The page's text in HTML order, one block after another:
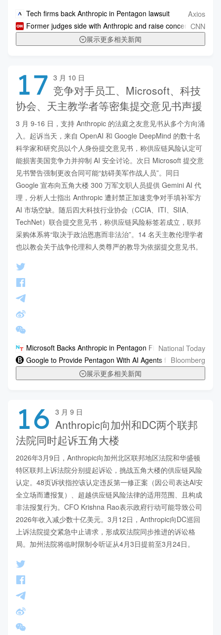
Tech firms back Anthropic in Pentagon lawsuit Axios
Former judges side with Anthropic and raise concerns about
CNN
展示更多相关新闻
17 3 月 10 日
竞争对手员工、Microsoft、科技
协会、天主教学者等密集提交意见书声援
3 月 9-16 日，支持 Anthropic 的法庭之友意见书从多个方向涌
入。起诉当天，来自 OpenAI 和 Google DeepMind 的数十名
科学家和研究员以个人身份提交意见书，称供应链风险认定可
能损害美国竞争力并抑制 AI 安全讨论。次日 Microsoft 提交意
见书警告强制更改合同可能“妨碍美军作战人员”。同日
Google 宣布向五角大楼 300 万军文职人员提供 Gemini AI 代
理，分析人士指出 Anthropic 遭封禁正加速竞争对手填补军方
AI 市场空缺。随后四大科技行业协会（CCIA、ITI、SIIA、
TechNet）联合提交意见书，称供应链风险标签若成立，联邦
采购体系将“取决于政治恩惠而非法治”。14 名天主教伦理学者
也以教会关于战争伦理和人类尊严的教导为依据提交意见书。
Microsoft Backs Anthropic in Pentagon FightNational Today
Google to Provide Pentagon With AI Agents for Unclassified
Bloomberg
展示更多相关新闻
16 3 月 9 日
Anthropic向加州和DC两个联邦
法院同时起诉五角大楼
2026年3月9日，Anthropic向加州北区联邦地区法院和华盛顿
特区联邦上诉法院分别提起诉讼，挑战五角大楼的供应链风险
认定。48页诉状指控该认定违反第一修正案（因公司表达AI安
全立场而遭报复）、超越供应链风险法律的适用范围、且构成
非法报复行为。CFO Krishna Rao表示政府行动可能导致公司
2026年收入减少数十亿美元。3月12日，Anthropic向DC巡回
上诉法院提交紧急中止请求，形成双法院同步推进的诉讼格
局。加州法院将临时限制令听证从4月3日提前至3月24日。